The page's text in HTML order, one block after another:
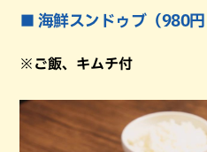
■ 海鮮スンドゥブ（980円
※ご飯、キムチ付